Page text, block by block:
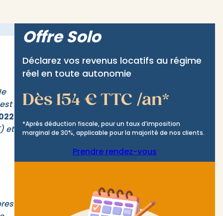
et
Offre Solo
Déclarez vos revenus locatifs au régime
réel en toute autonomie
Dès 154 € TTC /an*
*Après déduction fiscale, pour un taux d’imposition
marginal de 30%, applicable pour la majorité de nos clients.
Prendre rendez-vous